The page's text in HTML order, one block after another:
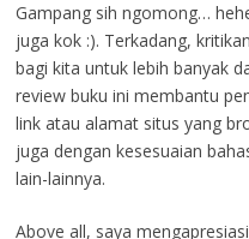
Gampang sih ngomong…
juga kok :). Terkadang,
bagi kita untuk lebih banyak
review buku ini membantu
link atau alamat situs yang
juga dengan kesesuaian
lain-lainnya.
Above all, saya